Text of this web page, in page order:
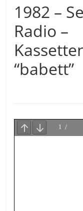
1982 –
Radio –
“babett”